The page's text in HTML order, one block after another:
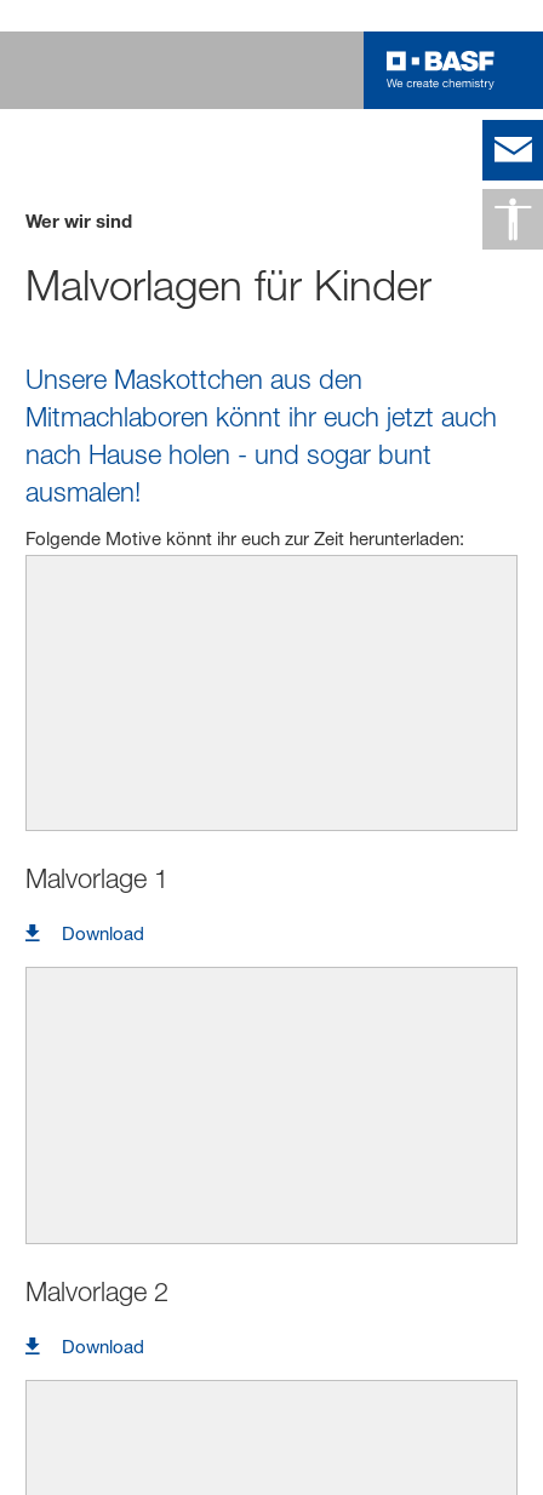
Wer wir sind
Malvorlagen für Kinder
Unsere Maskottchen aus den
Mitmachlaboren könnt ihr euch jetzt auch
nach Hause holen - und sogar bunt
ausmalen!
Folgende Motive könnt ihr euch zur Zeit herunterladen:
Malvorlage 1
Download
Malvorlage 2
Download